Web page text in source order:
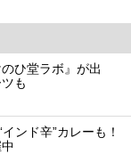
ひ堂ラボ』が出
も
ンド辛”カレーも！